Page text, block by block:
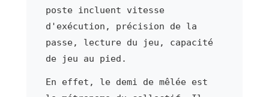
poste incluent vitesse
d'exécution, précision de la
passe, lecture du jeu, capacité
de jeu au pied.
En effet, le demi de mêlée est